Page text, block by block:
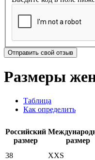
Отправить свой отзыв
Размеры
Таблица
Как определить
Российский
размер
размер
38
XXS